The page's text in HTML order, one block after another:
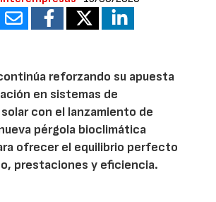
reforzando su apuesta
en sistemas de
con el lanzamiento de
pérgola bioclimática
ofrecer el equilibrio perfecto
prestaciones y eficiencia.